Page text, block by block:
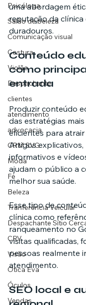
Psicóloga
Salão de beleza
Comunicação visual
Costura
Violão
Despachante
clientes
atendimento
advocacia
CRM SVG
Moda
Fé
Beleza
Tranferência Veicular
Despachante Sítio
CRV
Visão
Ótica Eva
Óculos
Vendas
uma abordagem
reputação da clínica
duradouros.
Conteúdo
como
entrada
Produzir conteúdo
das estratégias
eficientes para
Artigos explicativos,
informativos e
ajudam o público a
melhor sua saúde.
Esse tipo de
clínica como
ranqueamento no
visitas qualificadas,
pessoas realmente
atendimento.
SEO local e